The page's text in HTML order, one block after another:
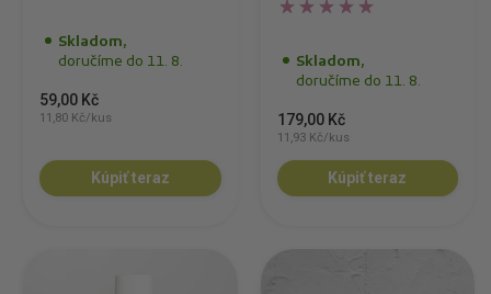
Skladom,
doručíme do 11. 8.
59,00 Kč
11,80 Kč/kus
Kúpiť teraz
Skladom,
doručíme do 11. 8.
179,00 Kč
11,93 Kč/kus
Kúpiť teraz